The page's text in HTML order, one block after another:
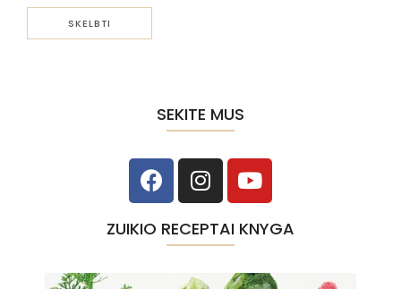
SEKITE MUS
ZUIKIO RECEPTAI KNYGA